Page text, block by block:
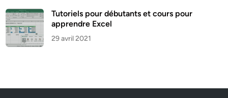
Tutoriels pour débutants et cours pour
apprendre Excel
29 avril 2021